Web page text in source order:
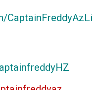
CaptainFreddyAzLi